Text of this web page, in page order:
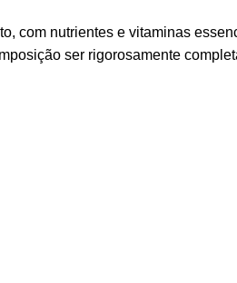
com nutrientes e vitaminas
ser rigorosamente